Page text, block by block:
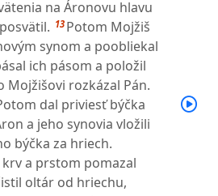
na Áronovu hlavu
13 Potom Mojžiš
synom a poobliekal
ich pásom a položil
Mojžišovi rozkázal Pán.
dal priviesť býčka
a jeho synovia vložili
býčka za hriech.
a prstom pomazal
oltár od hriechu,